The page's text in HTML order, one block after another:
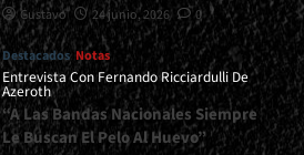
Gustavo 24 junio, 2026 0
Destacados Notas
Entrevista Con Fernando Ricciardulli De
Azeroth
“A Las Bandas Nacionales Siempre
Le Buscan El Pelo Al Huevo”